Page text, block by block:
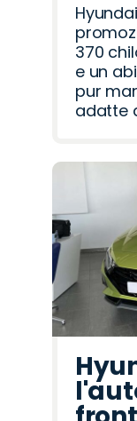
370
e un
pur
adatte